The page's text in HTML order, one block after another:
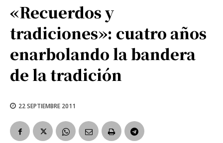
«Recuerdos y
tradiciones»: cuatro años
enarbolando la bandera
de la tradición
22 SEPTIEMBRE 2011